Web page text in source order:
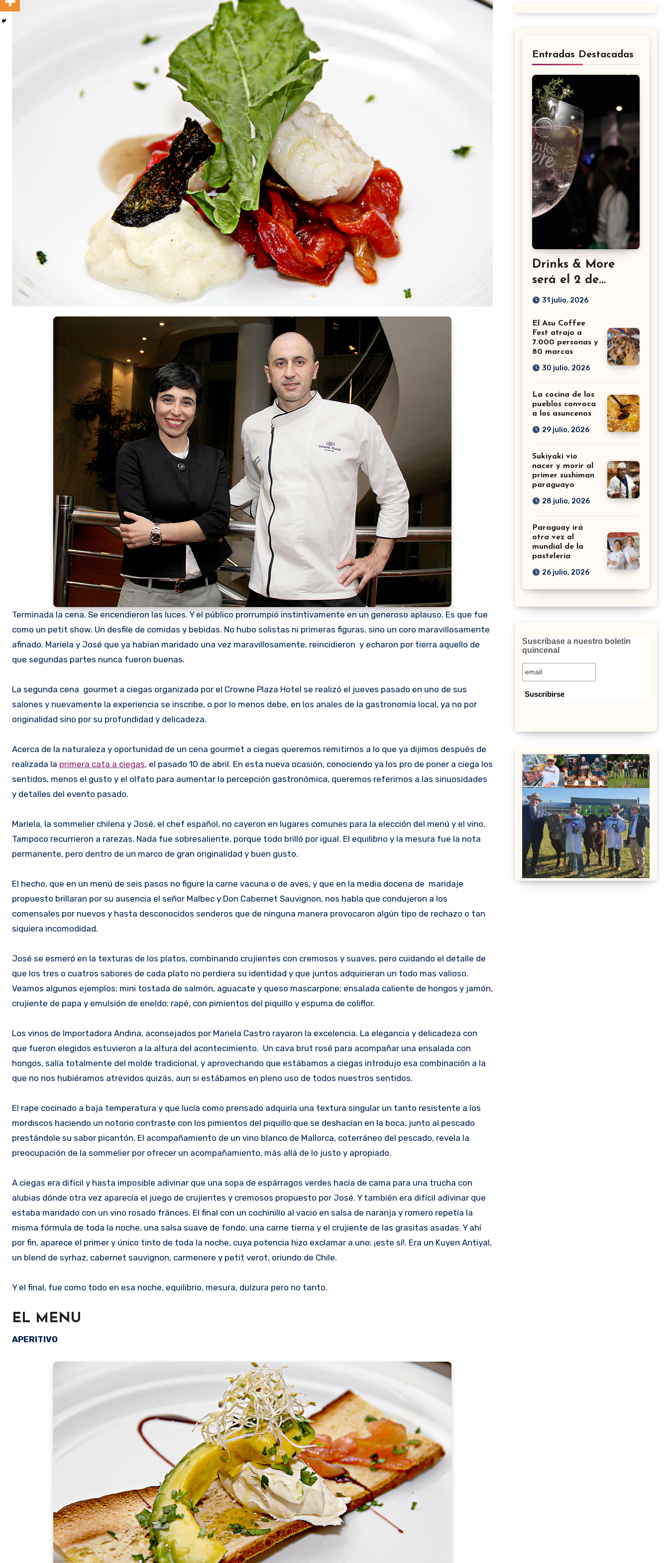
Terminada la cena. Se encendieron las luces. Y el público prorrumpió instintivamente en un generoso aplauso. Es que fue
como un petit show. Un desfile de comidas y bebidas. No hubo solistas ni primeras figuras, sino un coro maravillosamente
afinado. Mariela y José que ya habían maridado una vez maravillosamente, reincidieron y echaron por tierra aquello de
que segundas partes nunca fueron buenas.
La segunda cena gourmet a ciegas organizada por el Crowne Plaza Hotel se realizó el jueves pasado en uno de sus
salones y nuevamente la experiencia se inscribe, o por lo menos debe, en los anales de la gastronomía local, ya no por
originalidad sino por su profundidad y delicadeza.
Acerca de la naturaleza y oportunidad de un cena gourmet a ciegas queremos remitirnos a lo que ya dijimos después de
realizada la primera cata a ciegas, el pasado 10 de abril. En esta nueva ocasión, conociendo ya los pro de poner a ciega los
sentidos, menos el gusto y el olfato para aumentar la percepción gastronómica, queremos referirnos a las sinuosidades
y detalles del evento pasado.
Mariela, la sommelier chilena y José, el chef español, no cayeron en lugares comunes para la elección del menú y el vino.
Tampoco recurrieron a rarezas. Nada fue sobresaliente, porque todo brilló por igual. El equilibrio y la mesura fue la nota
permanente, pero dentro de un marco de gran originalidad y buen gusto.
El hecho, que en un menú de seis pasos no figure la carne vacuna o de aves, y que en la media docena de maridaje
propuesto brillaran por su ausencia el señor Malbec y Don Cabernet Sauvignon, nos habla que condujeron a los
comensales por nuevos y hasta desconocidos senderos que de ninguna manera provocaron algún tipo de rechazo o tan
siquiera incomodidad.
José se esmeró en la texturas de los platos, combinando crujientes con cremosos y suaves, pero cuidando el detalle de
que los tres o cuatros sabores de cada plato no perdiera su identidad y que juntos adquirieran un todo mas valioso.
Veamos algunos ejemplos: mini tostada de salmón, aguacate y queso mascarpone; ensalada caliente de hongos y jamón,
crujiente de papa y emulsión de eneldo; rapé, con pimientos del piquillo y espuma de coliflor.
Los vinos de Importadora Andina, aconsejados por Mariela Castro rayaron la excelencia. La elegancia y delicadeza con
que fueron elegidos estuvieron a la altura del acontecimiento. Un cava brut rosé para acompañar una ensalada con
hongos, salía totalmente del molde tradicional, y aprovechando que estábamos a ciegas introdujo esa combinación a la
que no nos hubiéramos atrevidos quizás, aun si estábamos en pleno uso de todos nuestros sentidos.
El rape cocinado a baja temperatura y que lucía como prensado adquiría una textura singular un tanto resistente a los
mordiscos haciendo un notorio contraste con los pimientos del piquillo que se deshacían en la boca, junto al pescado
prestándole su sabor picantón. El acompañamiento de un vino blanco de Mallorca, coterráneo del pescado, revela la
preocupación de la sommelier por ofrecer un acompañamiento, más allá de lo justo y apropiado.
A ciegas era difícil y hasta imposible adivinar que una sopa de espárragos verdes hacía de cama para una trucha con
alubias dónde otra vez aparecía el juego de crujientes y cremosos propuesto por José. Y también era difícil adivinar que
estaba maridado con un vino rosado fránces. El final con un cochinillo al vacio en salsa de naranja y romero repetía la
misma fórmula de toda la noche, una salsa suave de fondo, una carne tierna y el crujiente de las grasitas asadas. Y ahí
por fin, aparece el primer y único tinto de toda la noche, cuya potencia hizo exclamar a uno: ¡este sí!. Era un Kuyen Antiyal,
un blend de syrhaz, cabernet sauvignon, carmenere y petit verot, oriundo de Chile.
Y el final, fue como todo en esa noche, equilibrio, mesura, dulzura pero no tanto.
EL MENU
APERITIVO
Entradas Destacadas
Drinks & More
será el 2 de
setiembre en el
31 julio, 2026
El Asu Coffee
Fest atrajo a
7.000 personas y
80 marcas
30 julio, 2026
La cocina de los
pueblos convoca
a los asuncenos
29 julio, 2026
Sukiyaki vio
nacer y morir al
primer sushiman
paraguayo
28 julio, 2026
Paraguay irá
otra vez al
mundial de la
pastelería
26 julio, 2026
Suscríbase a nuestro boletín
quincenal